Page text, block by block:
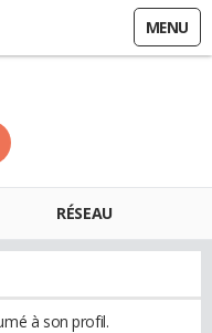
MENU
RÉSEAU
à son profil.